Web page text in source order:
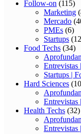
Follow-on (115)
Marketing
Mercado
PMEs (6)
Startups
Food Techs (34)
Entrevistas
Startups |
Hard Sciences
Entrevistas
Health Techs (32)
Entrevistas